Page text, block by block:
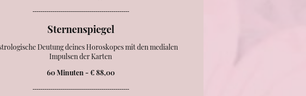
-------------------------------------------------
Sternenspiegel
Deutung deines Horoskopes mit den medialen
Impulsen der Karten
60 Minuten - € 88,00
-------------------------------------------------